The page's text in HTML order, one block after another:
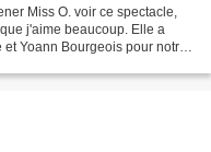
Miss O. voir ce spectacle,
j'aime beaucoup. Elle a
Yoann Bourgeois pour notre